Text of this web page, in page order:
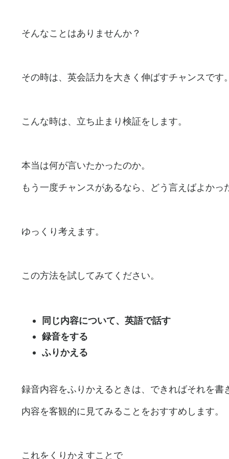
そんなことはありませんか？
その時は、英会話力を大きく伸ばすチャンスです。
こんな時は、立ち止まり検証をします。
本当は何が言いたかったのか。
もう一度チャンスがあるなら、どう言えばよかっ
ゆっくり考えます。
この方法を試してみてください。
同じ内容について、英語で話す
録音をする
ふりかえる
録音内容をふりかえるときは、できればそれを書
内容を客観的に見てみることをおすすめします。
これをくりかえすことで